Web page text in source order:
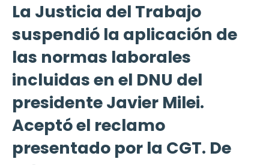
La Justicia del Trabajo
suspendió la aplicación de
las normas laborales
incluidas en el DNU del
presidente Javier Milei.
Aceptó el reclamo
presentado por la CGT. De